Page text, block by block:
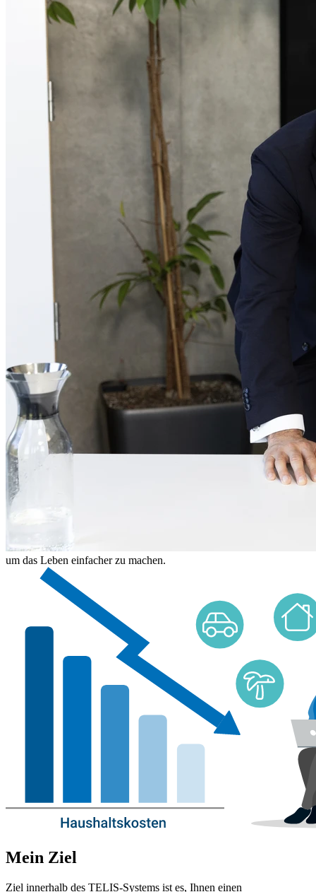
um das Leben einfacher zu machen.
Mein Ziel
Ziel innerhalb des TELIS-Systems ist es, Ihnen einen